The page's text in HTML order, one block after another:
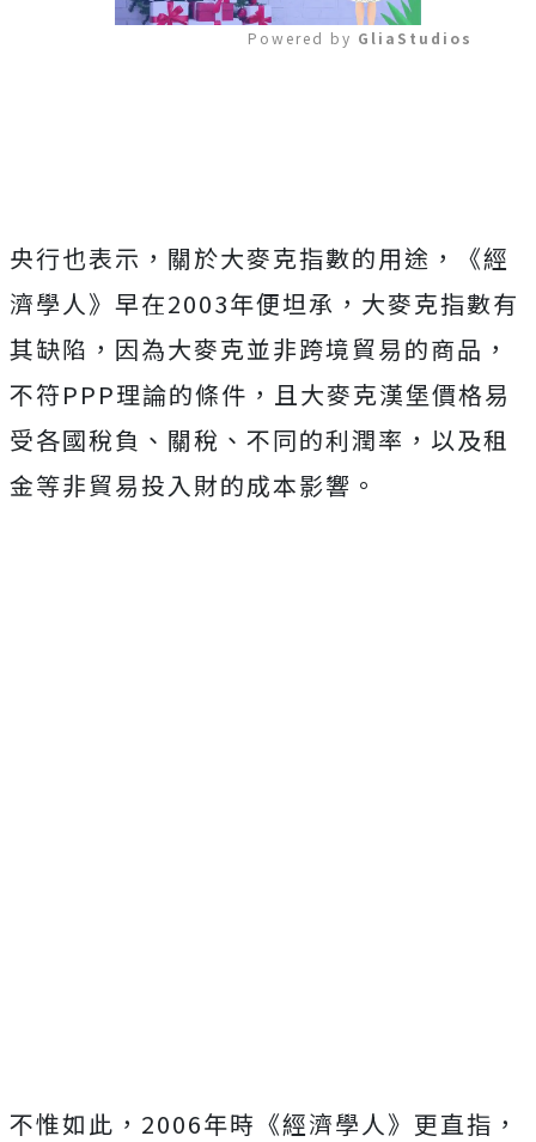
Powered by GliaStudios
央行也表示，關於大麥克指數的用途，《經
濟學人》早在2003年便坦承，大麥克指數有
其缺陷，因為大麥克並非跨境貿易的商品，
不符PPP理論的條件，且大麥克漢堡價格易
受各國稅負、關稅、不同的利潤率，以及租
金等非貿易投入財的成本影響。
不惟如此，2006年時《經濟學人》更直指，